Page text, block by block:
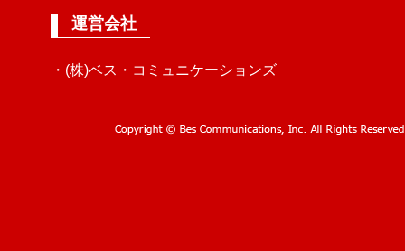
運営会社
・(株)ベス・コミュニケーションズ